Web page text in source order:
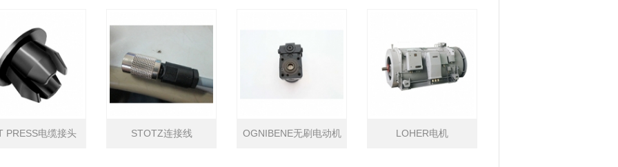
PRESS电缆接头 STOTZ连接线 OGNIBENE无刷电动机 LOHER电机